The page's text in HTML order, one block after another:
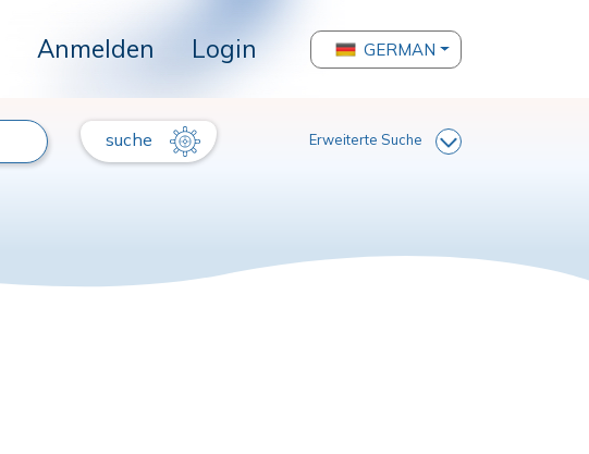
Anmelden Login GERMAN
suche Erweiterte Suche